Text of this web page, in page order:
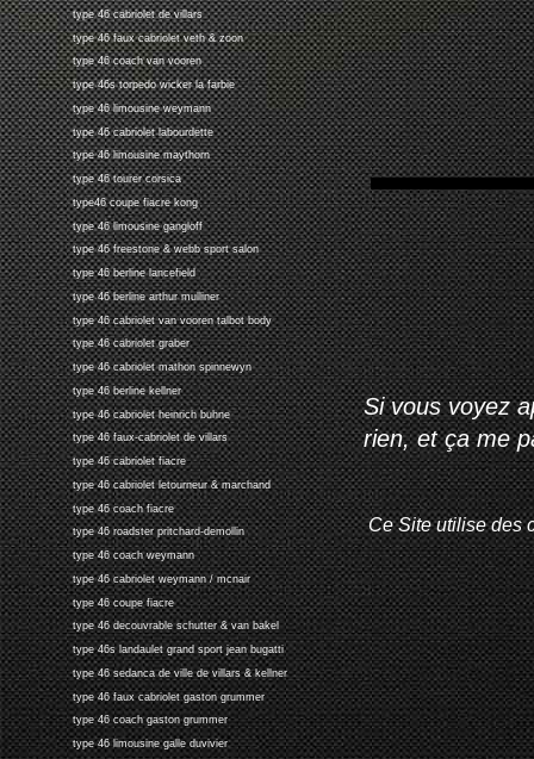
type 46 cabriolet de villars
type 46 faux cabriolet veth & zoon
type 46 coach van vooren
type 46s torpedo wicker la farbie
type 46 limousine weymann
type 46 cabriolet labourdette
type 46 limousine maythorn
type 46 tourer corsica
type46 coupe fiacre kong
type 46 limousine gangloff
type 46 freestone & webb sport salon
type 46 berline lancefield
type 46 berline arthur mulliner
type 46 cabriolet van vooren talbot body
type 46 cabriolet graber
type 46 cabriolet mathon spinnewyn
type 46 berline kellner
type 46 cabriolet heinrich buhne
type 46 faux-cabriolet de villars
type 46 cabriolet fiacre
type 46 cabriolet letourneur & marchand
type 46 coach fiacre
type 46 roadster pritchard-demollin
type 46 coach weymann
type 46 cabriolet weymann / mcnair
type 46 coupe fiacre
type 46 decouvrable schutter & van bakel
type 46s landaulet grand sport jean bugatti
type 46 sedanca de ville de villars & kellner
type 46 faux cabriolet gaston grummer
type 46 coach gaston grummer
type 46 limousine galle duvivier
Si vous voyez
rien, et ça me
Ce Site utilise des